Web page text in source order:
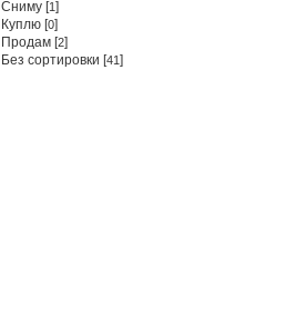
Сниму [1]
Куплю [0]
Продам [2]
Без сортировки [41]